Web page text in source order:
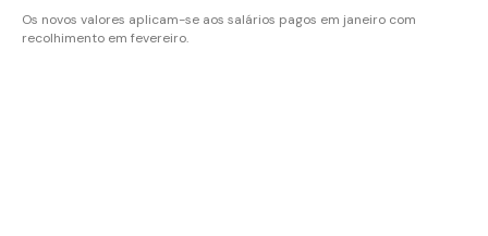
Os novos valores aplicam-se aos salários pagos em janeiro com
recolhimento em fevereiro.